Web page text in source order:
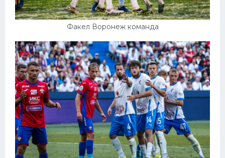
Факел Воронеж команда